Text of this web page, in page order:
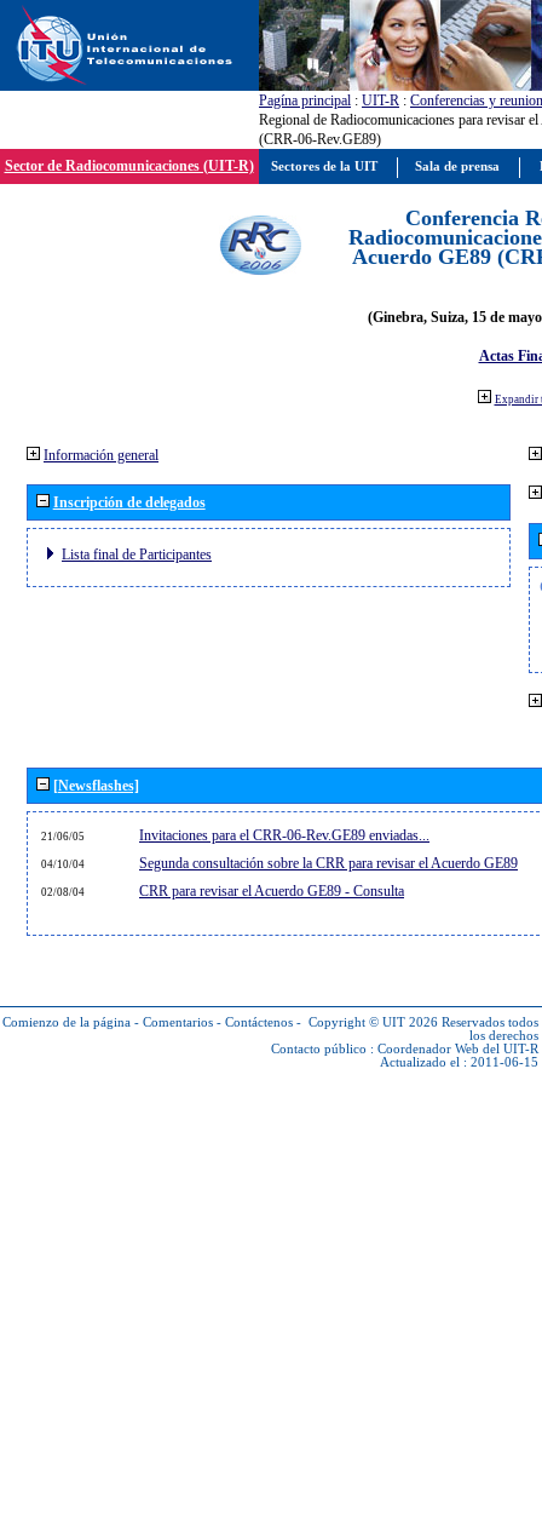
Pagína principal : UIT-R : Conferencias y
Regional de Radiocomunicaciones para revisar
(CRR-06-Rev.GE89)
Sector de Radiocomunicaciones (UIT-R)
Conferencia
Acuerdo GE89
(Ginebra, Suiza, 15 de
Actas
Expandir
Información general
Inscripción de delegados
Lista final de Participantes
[Newsflashes]
21/06/05 Invitaciones para el CRR-06-Rev.GE89 enviadas...
04/10/04 Segunda consultación sobre la CRR para revisar el Acuerdo GE89
02/08/04 CRR para revisar el Acuerdo GE89 - Consulta
Comienzo de la página - Comentarios - Contáctenos - Copyright © UIT 2026 Reservados todos
los derechos
Contacto público : Coordenador Web del UIT-R
Actualizado el : 2011-06-15
Sectores de la UIT Sala de prensa